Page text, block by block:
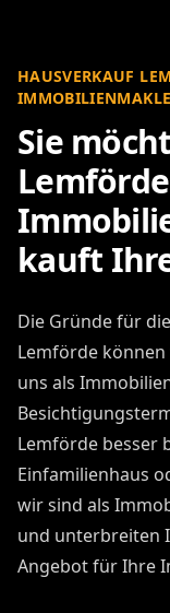
HAUSVERKAUF
Sie
kauft
Die Gründe für
Lemförde
uns als
Lemförde besser
Einfamilienhaus
wir sind als
und unterbreiten
Angebot für Ihre